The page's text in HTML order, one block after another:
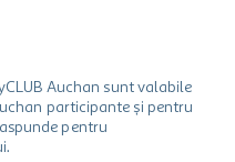
Auchan sunt valabile
participante și pentru
pentru